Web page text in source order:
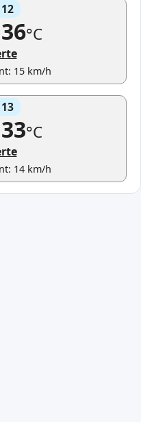
°C
15 km/h
°C
14 km/h